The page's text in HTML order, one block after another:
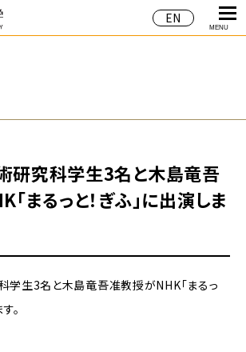
EN
MENU
研究科学生3名と木島竜吾
まるっと！ぎふ」に出演しま
学生3名と木島竜吾准教授がNHK「まるっ
。